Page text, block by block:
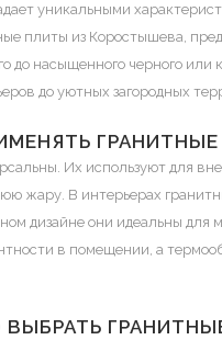
уникальными
плиты из Коростышева,
до насыщенного черного
до уютных загородных
Их используют для
жару. В интерьерах
дизайне они идеальны для
в помещении, а
ВЫБРАТЬ